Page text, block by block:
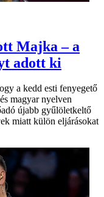
Majka – a
adott ki
a kedd esti fenyegető
magyar nyelven
újabb gyűlöletkeltő
miatt külön eljárásokat